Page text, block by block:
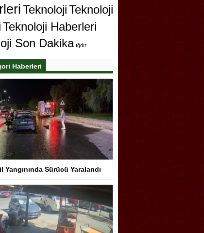
TeknolojiTeknoloji
Teknoloji Haberleri
Son Dakika ığdır
Haberleri
Yangınında Sürücü Yaralandı